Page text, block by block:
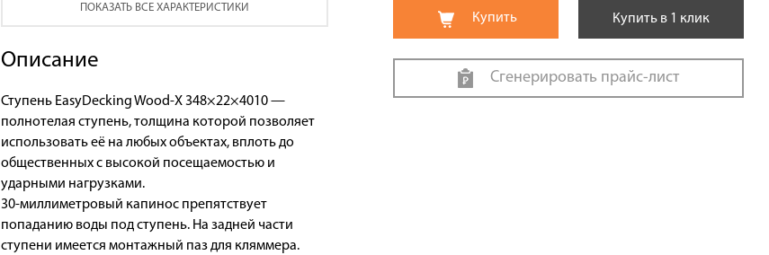
ПОКАЗАТЬ ВСЕ ХАРАКТЕРИСТИКИ
Описание
Ступень EasyDecking Wood-X 348×22×4010 —
полнотелая ступень, толщина которой позволяет
использовать её на любых объектах, вплоть до
общественных с высокой посещаемостью и
ударными нагрузками.
30-миллиметровый капинос препятствует
попаданию воды под ступень. На задней части
ступени имеется монтажный паз для кляммера.
Купить Купить в 1 клик
Сгенерировать прайс-лист